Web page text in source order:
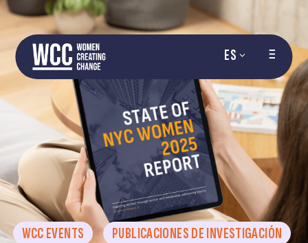
ES
WCC EVENTS
PUBLICACIONES DE INVESTIGACIÓN